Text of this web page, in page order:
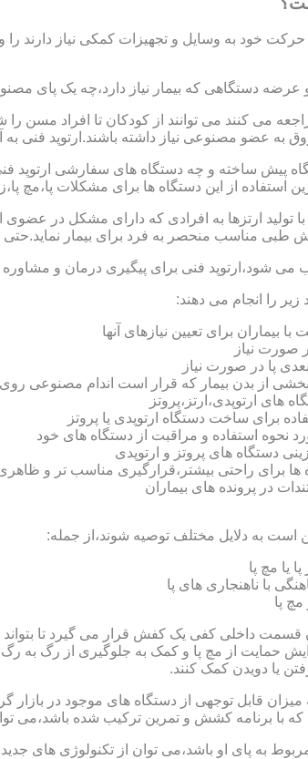
حرکت خود به وسایل و تجهیزات کمکی نیاز دارند
عرضه دستگاهی که بیمار نیاز دارد،چه یک پای
می کنند می توانند از کودکان تا افراد
به عضو مصنوعی نیاز داشته باشند.ارتوپد فنی
پیش ساخته و چه دستگاه های سفارشی ارتوپد
استفاده از این دستگاه ها برای مشکلات پا،مچ
با تولید ارتزها به افرادی که دارای مشکل در
طبی مناسب منحصر به فرد برای بیمار
می شود،ارتوپد فنی برای پیگیری درمان و
زیر را انجام می دهند:
بیماران برای تعیین نیازهای آنها
صورت نیاز
پا در صورت نیاز
بخشی از بدن بیمار که قرار است اندام مصنوعی
ارتوپدی،ارتز،پروتز
برای ساخت دستگاه ارتوپدی یا پروتز
نحوه استفاده و مراقبت از دستگاه های خود
دستگاه های پروتز و ارتوپدی
ها برای راحتی بیشتر،قرارگیری مناسب تر و
در پرونده های بیماران
است به دلایل مختلف توصیه شوند،از جمله:
یا مچ پا
با ناهنجاری های پا
مچ پا
قسمت داخلی کفی یک کفش قرار می گیرد تا بتواند
حمایت از مچ پا و کمک به جلوگیری از رگ به
یا دویدن کمک کنند.
قابل توجهی از دستگاه های موجود در بازار
با برنامه کشش و تمرین ترکیب شده باشد،می
به پای او باشد،می توان از تکنولوژی های